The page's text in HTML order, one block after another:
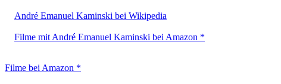
André Emanuel Kaminski bei Wikipedia
Filme mit André Emanuel Kaminski bei Amazon *
Filme bei Amazon *